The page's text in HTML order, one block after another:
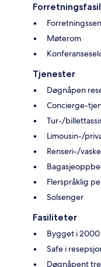
Møterom
Tjenester
Døgnåpen
Concierge-
Tur-/
Limousin-/
Renseri-/
Flerspråklig
Solsenger
Fasiliteter
Bygget i 2000
Safe i
Døgnåpent